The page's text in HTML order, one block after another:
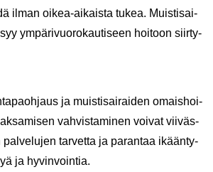
ilman oikea-​aikaista tukea. Muis­ti­sai­
ym­pä­ri­vuo­ro­kau­ti­seen hoi­toon siir­ty­
ja muis­ti­sai­rai­den omais­hoi­
vah­vis­ta­mi­nen voi­vat vii­väs­
pal­ve­lu­jen tar­vet­ta ja pa­ran­taa ikään­ty­
ja hy­vin­voin­tia.